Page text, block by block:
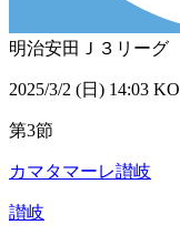
明治安田Ｊ３リーグ
2025/3/2 (日) 14:03 KO
第3節
カマタマーレ讃岐
讃岐